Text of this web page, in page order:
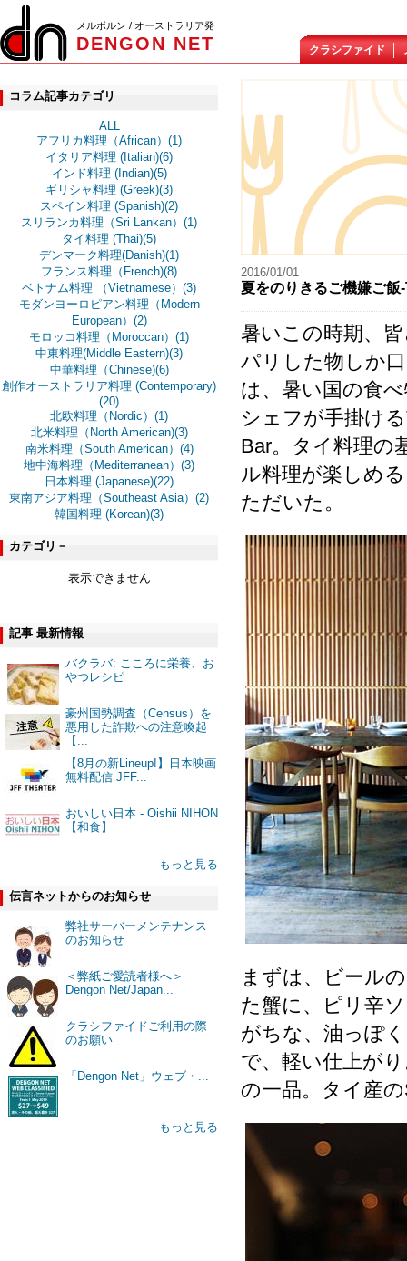
メルボルン / オーストラリア発
DENGON NET クラシファイド
コラム記事カテゴリ
ALL
アフリカ料理（African）(1)
イタリア料理 (Italian)(6)
インド料理 (Indian)(5)
ギリシャ料理 (Greek)(3)
スペイン料理 (Spanish)(2)
スリランカ料理（Sri Lankan）(1)
タイ料理 (Thai)(5)
デンマーク料理(Danish)(1)
フランス料理（French)(8)
ベトナム料理 （Vietnamese）(3)
モダンヨーロピアン料理（Modern
European）(2)
モロッコ料理（Moroccan）(1)
中東料理(Middle Eastern)(3)
中華料理（Chinese)(6)
創作オーストラリア料理 (Contemporary)
(20)
北欧料理（Nordic）(1)
北米料理（North American)(3)
南米料理（South American）(4)
地中海料理（Mediterranean）(3)
日本料理 (Japanese)(22)
東南アジア料理（Southeast Asia）(2)
韓国料理 (Korean)(3)
カテゴリ－
表示できません
記事 最新情報
バクラバ: こころに栄養、お
やつレシピ
豪州国勢調査（Census）を
悪用した詐欺への注意喚起
【...
【8月の新Lineup!】日本映画
無料配信 JFF...
おいしい日本 - Oishii NIHON
【和食】
もっと見る
伝言ネットからのお知らせ
弊社サーバーメンテナンス
のお知らせ
＜弊紙ご愛読者様へ＞
Dengon Net/Japan...
クラシファイドご利用の際
のお願い
「Dengon Net」ウェブ・...
もっと見る
2016/01/01
夏をのりきるご機嫌ご
暑いこの時期、
パリした物しか
は、暑い国の食
シェフが手掛け
Bar。タイ料理の
ル料理が楽しめ
ただいた。
まずは、ビール
た蟹に、ピリ辛
がちな、油っぽ
で、軽い仕上が
の一品。タイ産